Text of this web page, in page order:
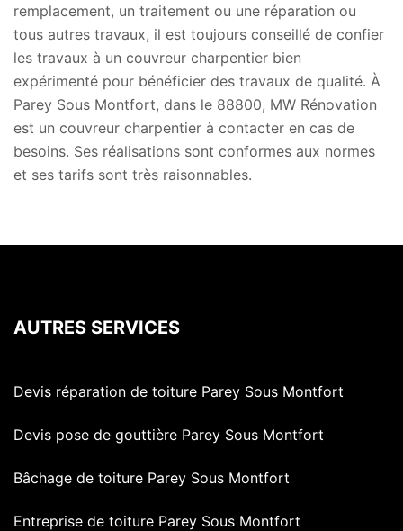
remplacement, un traitement ou une réparation ou
tous autres travaux, il est toujours conseillé de confier
les travaux à un couvreur charpentier bien
expérimenté pour bénéficier des travaux de qualité. À
Parey Sous Montfort, dans le 88800, MW Rénovation
est un couvreur charpentier à contacter en cas de
besoins. Ses réalisations sont conformes aux normes
et ses tarifs sont très raisonnables.
AUTRES SERVICES
Devis réparation de toiture Parey Sous Montfort
Devis pose de gouttière Parey Sous Montfort
Bâchage de toiture Parey Sous Montfort
Entreprise de toiture Parey Sous Montfort